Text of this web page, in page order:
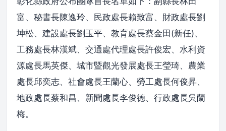
富、秘書長陳逸玲、民政處長賴致富、財政處長劉
坤松、建設處長劉玉平、教育處長蔡金田(新任)、
工務處長林漢斌、交通處代理處長許俊宏、水利資
源處長馬英傑、城市暨觀光發展處長王瑩琦、農業
處長邱奕志、社會處長王蘭心、勞工處長何俊昇、
地政處長蔡和昌、新聞處長李俊德、行政處長吳蘭
梅。